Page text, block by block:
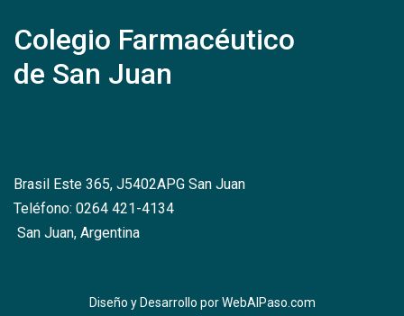
Colegio Farmacéutico
de San Juan
Brasil Este 365, J5402APG San Juan
Teléfono: 0264 421-4134
San Juan, Argentina
Diseño y Desarrollo porWebAlPaso.com